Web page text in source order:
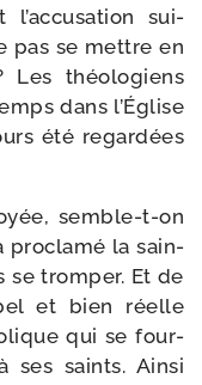
sui­
pas se mettre en
Les théo­lo­giens
dans l’Église
été regar­dées
semble-​t-​on
pro­cla­mé la sain­
se trom­per. Et de
et bien réelle
qui se four­
ses saints. Ainsi